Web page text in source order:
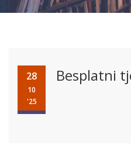
28
10
'25
Besplatni